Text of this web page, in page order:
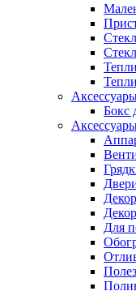
Бокс
Для